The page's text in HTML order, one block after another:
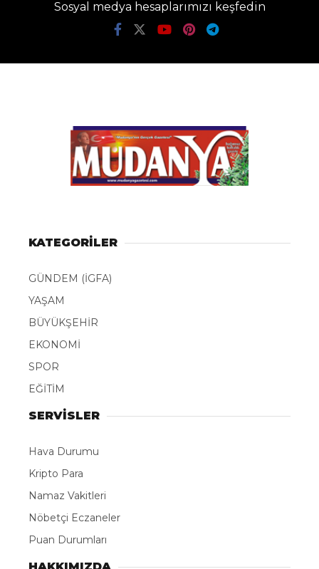
Sosyal medya hesaplarımızı keşfedin
KATEGORİLER
GÜNDEM (İGFA)
YAŞAM
BÜYÜKŞEHİR
EKONOMİ
SPOR
EĞİTİM
SERVİSLER
Hava Durumu
Kripto Para
Namaz Vakitleri
Nöbetçi Eczaneler
Puan Durumları